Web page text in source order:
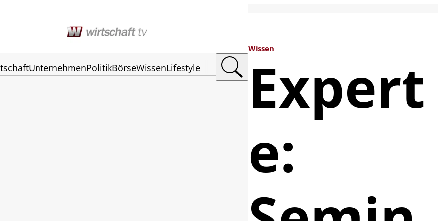
UnternehmenPolitikBörseWissenLifestyle
Wissen
Expert
e: